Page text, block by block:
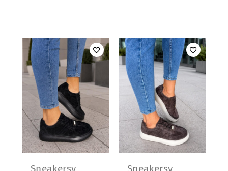
Sneakersy Sneakersy